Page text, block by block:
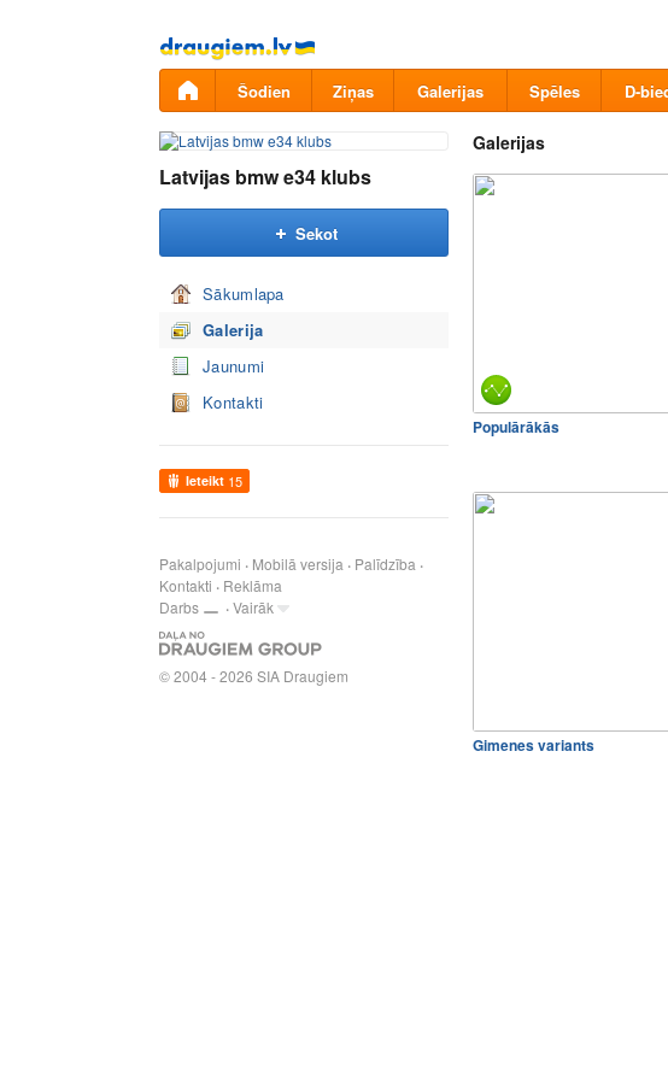
Pāriet
uz
saturu
Šodien Ziņas Galerijas Spēles D-
Latvijas bmw e34 klubs
Sekot
Sākumlapa
Galerija
Jaunumi
Kontakti
Ieteikt 15
Pakalpojumi Mobilā versija
Palīdzība
Kontakti
Reklāma
Darbs
Vairāk
© 2004 - 2026 SIA Draugiem
Galerijas
Populārākās
Gimenes variants